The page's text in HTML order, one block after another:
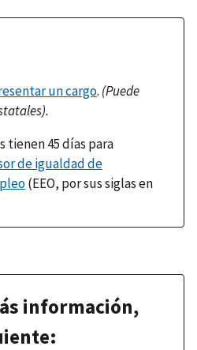
un cargo. (Puede
tienen 45 días para
de igualdad de
(EEO, por sus siglas en
información,